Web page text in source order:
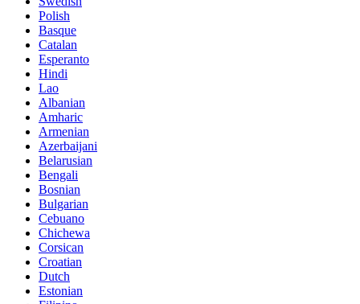
Polish
Basque
Catalan
Esperanto
Hindi
Lao
Albanian
Amharic
Armenian
Azerbaijani
Belarusian
Bengali
Bosnian
Bulgarian
Cebuano
Chichewa
Corsican
Croatian
Dutch
Estonian